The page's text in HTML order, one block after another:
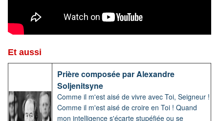
Et aussi
Prière composée par Alexandre
Soljenitsyne
Comme il m'est aisé de vivre avec Toi, Seigneur !
Comme il m'est aisé de croire en Toi ! Quand
mon intelligence s'écarte stupéfiée ou se